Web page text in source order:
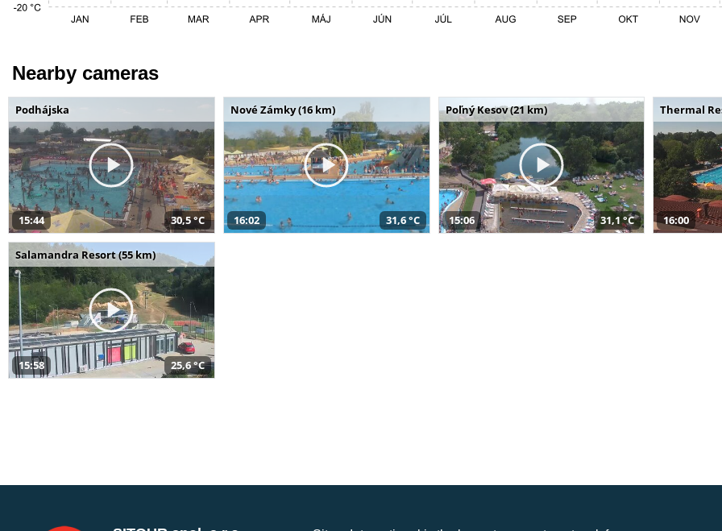
Nearby cameras
Podhájska
15:44 30,5 °C
Nové Zámky (16 km)
16:02 31,6 °C
Poľný Kesov (21 km)
15:06 31,1 °C
Thermal
16:00
Salamandra Resort (55 km)
15:58 25,6 °C